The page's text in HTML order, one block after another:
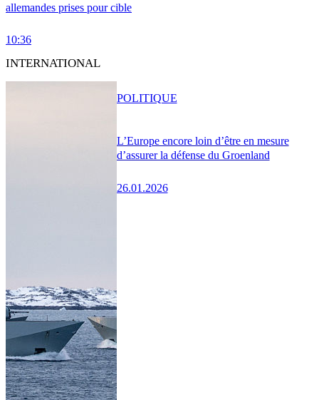
allemandes prises pour cible
10:36
INTERNATIONAL
L’Europe encore loin d’être en mesure
d’assurer la défense du Groenland
26.01.2026
POLITIQUE